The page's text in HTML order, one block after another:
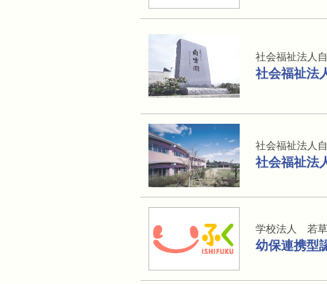
社会福祉法人
社会福祉法
社会福祉法人
社会福祉法
学校法人 若草
幼保連携型